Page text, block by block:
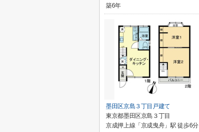
築6年
墨田区京島３丁目戸建て
東京都墨田区京島３丁目
京成押上線「京成曳舟」駅 徒歩6分